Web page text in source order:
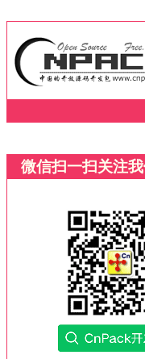
微信扫一扫关注